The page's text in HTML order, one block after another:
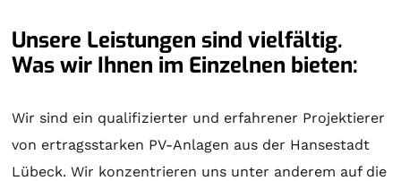
Unsere Leistungen sind vielfältig.
Was wir Ihnen im Einzelnen bieten:
Wir sind ein qualifizierter und erfahrener Projektierer
von ertragsstarken PV-Anlagen aus der Hansestadt
Lübeck. Wir konzentrieren uns unter anderem auf die